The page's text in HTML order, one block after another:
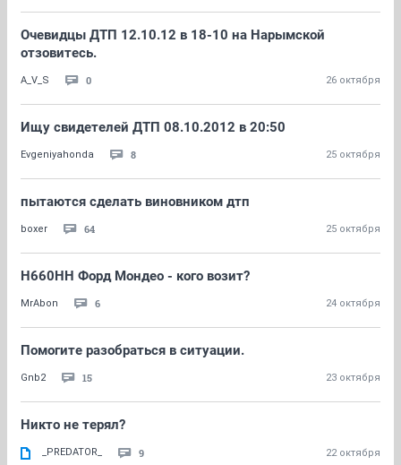
Очевидцы ДТП 12.10.12 в 18-10 на Нарымской
отзовитесь.
A_V_S 0 26 октября
Ищу свидетелей ДТП 08.10.2012 в 20:50
Evgeniyahonda 8 25 октября
пытаются сделать виновником дтп
boxer 64 25 октября
Н660НН Форд Мондео - кого возит?
MrAbon 6 24 октября
Помогите разобраться в ситуации.
Gnb2 15 23 октября
Никто не терял?
_PREDATOR_ 9 22 октября